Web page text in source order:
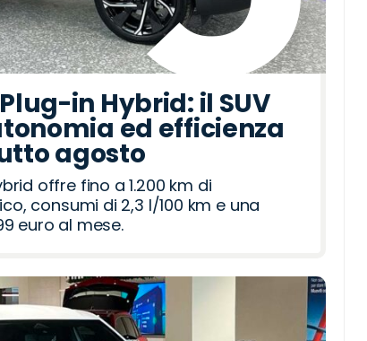
in Hybrid: il SUV
ed efficienza
agosto
offre fino a 1.200 km di
consumi di 2,3 l/100 km e una
euro al mese.